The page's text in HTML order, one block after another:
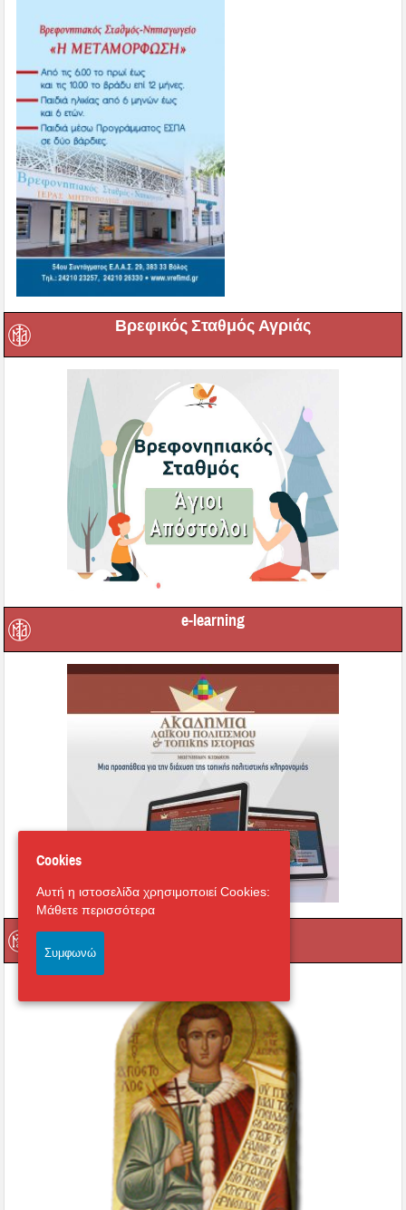
Βρεφικός Σταθμός Αγριάς
e-learning
Cookies
Αυτή η ιστοσελίδα χρησιμοποιεί Cookies:
Μάθετε περισσότερα
Συμφωνώ